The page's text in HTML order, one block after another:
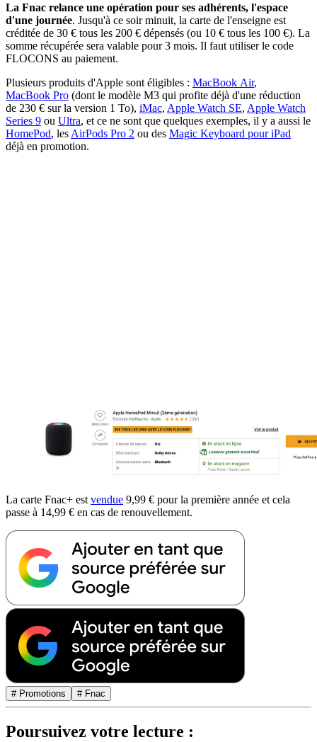
La Fnac relance une opération pour ses adhérents, l'espace
d'une journée. Jusqu'à ce soir minuit, la carte de l'enseigne est
créditée de 30 € tous les 200 € dépensés (ou 10 € tous les 100 €). La
somme récupérée sera valable pour 3 mois. Il faut utiliser le code
FLOCONS au paiement.
Plusieurs produits d'Apple sont éligibles : MacBook Air,
MacBook Pro (dont le modèle M3 qui profite déjà d'une réduction
de 230 € sur la version 1 To), iMac, Apple Watch SE, Apple Watch
Series 9 ou Ultra, et ce ne sont que quelques exemples, il y a aussi le
HomePod, les AirPods Pro 2 ou des Magic Keyboard pour iPad
déjà en promotion.
La carte Fnac+ est vendue 9,99 € pour la première année et cela
passe à 14,99 € en cas de renouvellement.
# Promotions # Fnac
Poursuivez votre lecture :